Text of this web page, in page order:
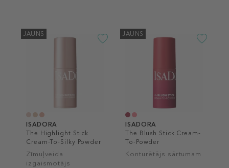
JAUNS
ISADORA
The Highlight Stick
Cream-To-Silky Powder
Zīmuļveida
izgaismotājs
JAUNS
ISADORA
The Blush Stick Cream-
To-Powder
Konturētājs sārtumam